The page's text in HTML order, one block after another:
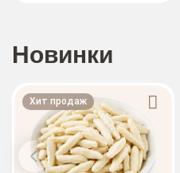
Новинки
Хит продаж